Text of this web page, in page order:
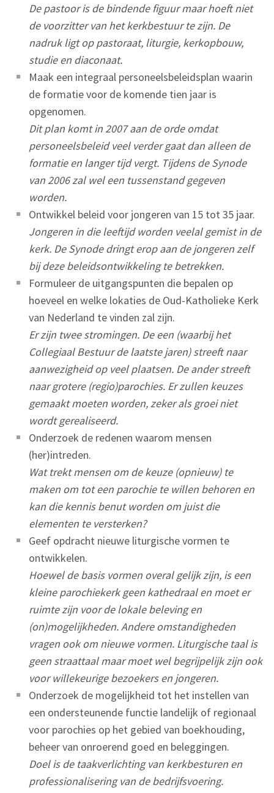
De pastoor is de bindende figuur maar hoeft niet
de voorzitter van het kerkbestuur te zijn. De
nadruk ligt op pastoraat, liturgie, kerkopbouw,
studie en diaconaat.
Maak een integraal personeelsbeleidsplan waarin
de formatie voor de komende tien jaar is
opgenomen.
Dit plan komt in 2007 aan de orde omdat
personeelsbeleid veel verder gaat dan alleen de
formatie en langer tijd vergt. Tijdens de Synode
van 2006 zal wel een tussenstand gegeven
worden.
Ontwikkel beleid voor jongeren van 15 tot 35 jaar.
Jongeren in die leeftijd worden veelal gemist in de
kerk. De Synode dringt erop aan de jongeren zelf
bij deze beleidsontwikkeling te betrekken.
Formuleer de uitgangspunten die bepalen op
hoeveel en welke lokaties de Oud-Katholieke Kerk
van Nederland te vinden zal zijn.
Er zijn twee stromingen. De een (waarbij het
Collegiaal Bestuur de laatste jaren) streeft naar
aanwezigheid op veel plaatsen. De ander streeft
naar grotere (regio)parochies. Er zullen keuzes
gemaakt moeten worden, zeker als groei niet
wordt gerealiseerd.
Onderzoek de redenen waarom mensen
(her)intreden.
Wat trekt mensen om de keuze (opnieuw) te
maken om tot een parochie te willen behoren en
kan die kennis benut worden om juist die
elementen te versterken?
Geef opdracht nieuwe liturgische vormen te
ontwikkelen.
Hoewel de basis vormen overal gelijk zijn, is een
kleine parochiekerk geen kathedraal en moet er
ruimte zijn voor de lokale beleving en
(on)mogelijkheden. Andere omstandigheden
vragen ook om nieuwe vormen. Liturgische taal is
geen straattaal maar moet wel begrijpelijk zijn ook
voor willekeurige bezoekers en jongeren.
Onderzoek de mogelijkheid tot het instellen van
een ondersteunende functie landelijk of regionaal
voor parochies op het gebied van boekhouding,
beheer van onroerend goed en beleggingen.
Doel is de taakverlichting van kerkbesturen en
professionalisering van de bedrijfsvoering.